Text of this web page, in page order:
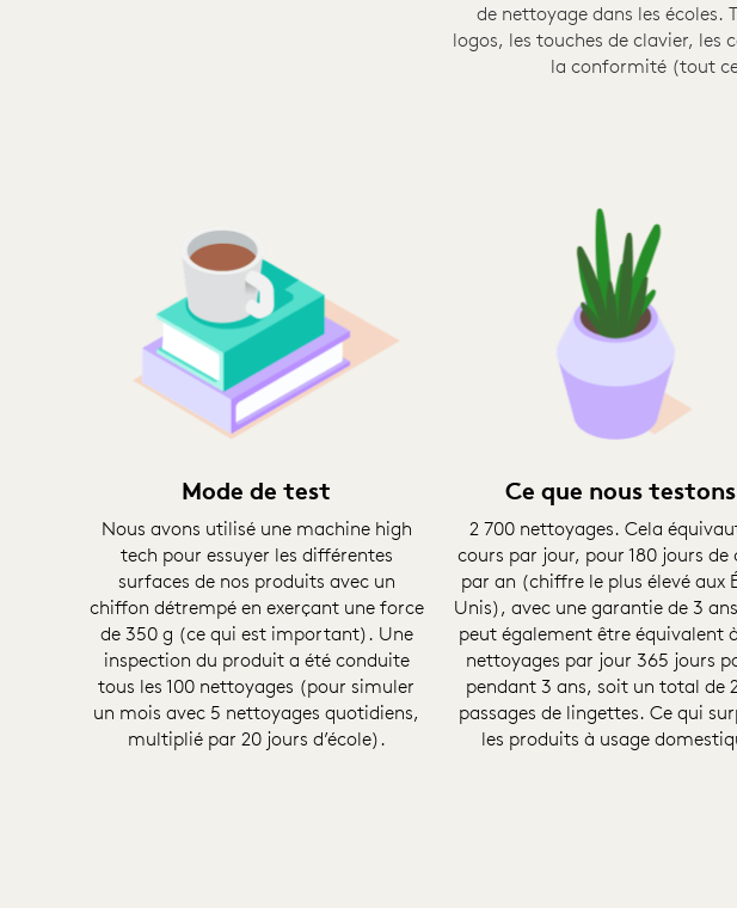
de nettoyage dans les écoles.
logos, les touches de clavier, les
la conformité (tout
Mode de test
Nous avons utilisé une machine high
tech pour essuyer les différentes
surfaces de nos produits avec un
chiffon détrempé en exerçant une force
de 350 g (ce qui est important). Une
inspection du produit a été conduite
tous les 100 nettoyages (pour simuler
un mois avec 5 nettoyages quotidiens,
multiplié par 20 jours d’école).
Ce que nous testons
2 700 nettoyages. Cela
cours par jour, pour 180 jours de
par an (chiffre le plus élevé aux
Unis), avec une garantie de 3
peut également être équivalent
nettoyages par jour 365 jours
pendant 3 ans, soit un total de
passages de lingettes. Ce qui
les produits à usage